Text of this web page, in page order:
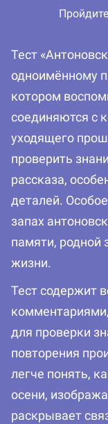
Тест
одноимённому
котором
соединяются с
уходящего
проверить
рассказа,
деталей.
запах
памяти, родной
жизни.
Тест содержит
для проверки
повторения
легче понять,
осени,
раскрывает